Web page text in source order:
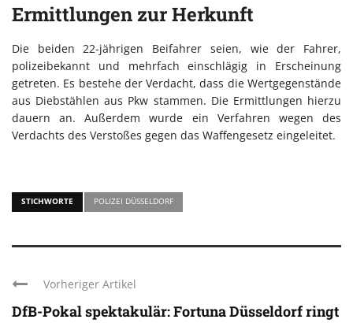
Ermittlungen zur Herkunft
Die beiden 22-jährigen Beifahrer seien, wie der Fahrer,
polizeibekannt und mehrfach einschlägig in Erscheinung
getreten. Es bestehe der Verdacht, dass die Wertgegenstände
aus Diebstählen aus Pkw stammen. Die Ermittlungen hierzu
dauern an. Außerdem wurde ein Verfahren wegen des
Verdachts des Verstoßes gegen das Waffengesetz eingeleitet.
STICHWORTE POLIZEI DÜSSELDORF
Vorheriger Artikel
DfB-Pokal spektakulär: Fortuna Düsseldorf ringt